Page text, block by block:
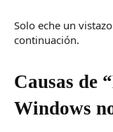
Solo eche un
continuación.
Causas de
Windows